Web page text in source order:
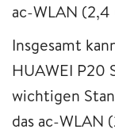
ac-WLAN (2,4
Insgesamt
HUAWEI P20
wichtigen
das ac-WLAN